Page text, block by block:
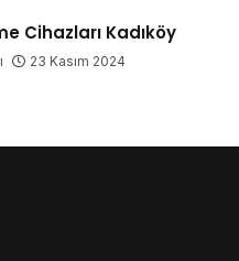
Cihazları Kadıköy
23 Kasım 2024